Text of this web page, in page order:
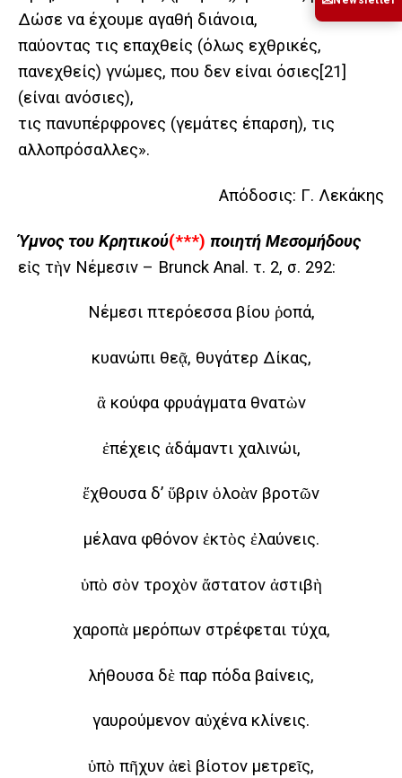
Δώσε να έχουμε αγαθή διάνοια,
παύοντας τις επαχθείς (όλως εχθρικές,
πανεχθείς) γνώμες, που δεν είναι όσιες[21]
(είναι ανόσιες),
τις πανυπέρφρονες (γεμάτες έπαρση), τις
αλλοπρόσαλλες».
Απόδοσις: Γ. Λεκάκης
Ύμνος του Κρητικού(***) ποιητή Μεσομήδους
εἰς τὴν Νέμεσιν – Brunck Anal. τ. 2, σ. 292:
Νέμεσι πτερόεσσα βίου ῥοπά,
κυανώπι θεᾷ, θυγάτερ Δίκας,
ἃ κούφα φρυάγματα θνατὼν
ἐπέχεις ἀδάμαντι χαλινώι,
ἔχθουσα δ’ ὕβριν ὁλοὰν βροτῶν
μέλανα φθόνον ἐκτὸς ἐλαύνεις.
ὑπὸ σὸν τροχὸν ἄστατον ἀστιβὴ
χαροπὰ μερόπων στρέφεται τύχα,
λήθουσα δὲ παρ πόδα βαίνεις,
γαυρούμενον αὐχένα κλίνεις.
ὑπὸ πῆχυν ἀεὶ βίοτον μετρεῖς,